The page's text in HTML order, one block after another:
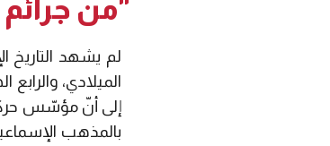
"من جرائم
لم يشهد التاريخ
الميلادي،
إلى أنّ مؤسّس